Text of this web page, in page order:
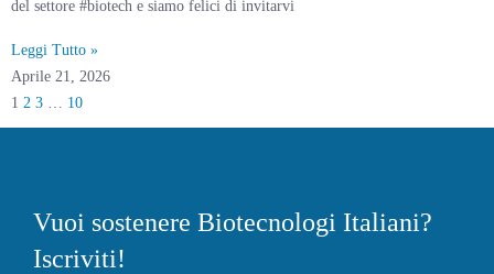
del settore #biotech e siamo felici di invitarvi
Leggi Tutto »
Aprile 21, 2026
1 2 3 10
Vuoi sostenere Biotecnologi Italiani?
Iscriviti!